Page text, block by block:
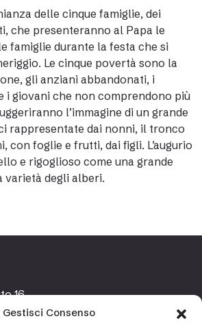
Gestisci Consenso
delle cinque famiglie, dei
che presenteranno al Papa le
famiglie durante la festa che si
Le cinque povertà sono la
gli anziani abbandonati, i
i giovani che non comprendono più
l’immagine di un grande
rappresentate dai nonni, il tronco
con foglie e frutti, dai figli. L’augurio
e rigoglioso come una grande
degli alberi.
16,